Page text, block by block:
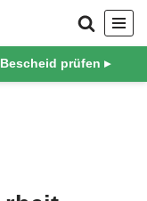
Bescheid prüfen ▸